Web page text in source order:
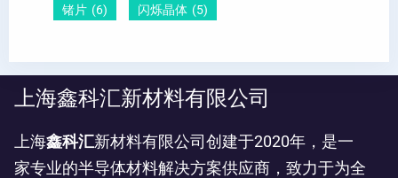
锗片 (6) 闪烁晶体 (5)
上海鑫科汇新材料有限公司
上海鑫科汇新材料有限公司创建于2020年，是一
家专业的半导体材料解决方案供应商，致力于为全